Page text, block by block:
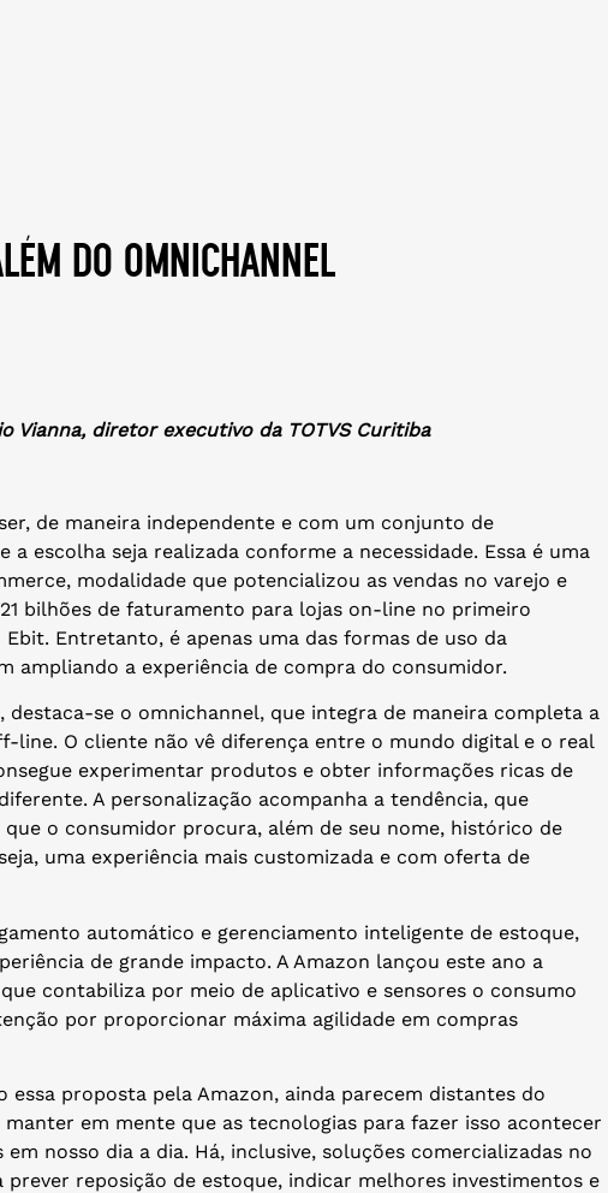
do omnichannel
Vianna, diretor executivo da TOTVS Curitiba
de maneira independente e com um conjunto de
a escolha seja realizada conforme a necessidade. Essa é uma
modalidade que potencializou as vendas no varejo e
bilhões de faturamento para lojas on-line no primeiro
Ebit. Entretanto, é apenas uma das formas de uso da
ampliando a experiência de compra do consumidor.
destaca-se o omnichannel, que integra de maneira completa a
line. O cliente não vê diferença entre o mundo digital e o real
experimentar produtos e obter informações ricas de
A personalização acompanha a tendência, que
o consumidor procura, além de seu nome, histórico de
uma experiência mais customizada e com oferta de
automático e gerenciamento inteligente de estoque,
de grande impacto. A Amazon lançou este ano a
contabiliza por meio de aplicativo e sensores o consumo
por proporcionar máxima agilidade em compras
essa proposta pela Amazon, ainda parecem distantes do
manter em mente que as tecnologias para fazer isso acontecer
nosso dia a dia. Há, inclusive, soluções comercializadas no
prever reposição de estoque, indicar melhores investimentos e